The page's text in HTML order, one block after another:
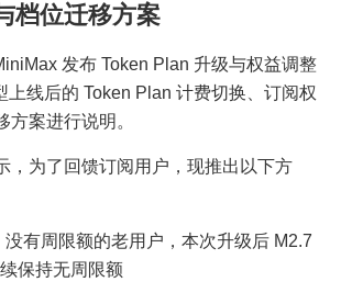
档位迁移方案
发布 Token Plan 升级与权益调整
上线后的 Token Plan 计费切换、订阅权
方案进行说明。
，为了回馈订阅用户，现推出以下方
没有周限额的老用户，本次升级后 M2.7
保持无周限额